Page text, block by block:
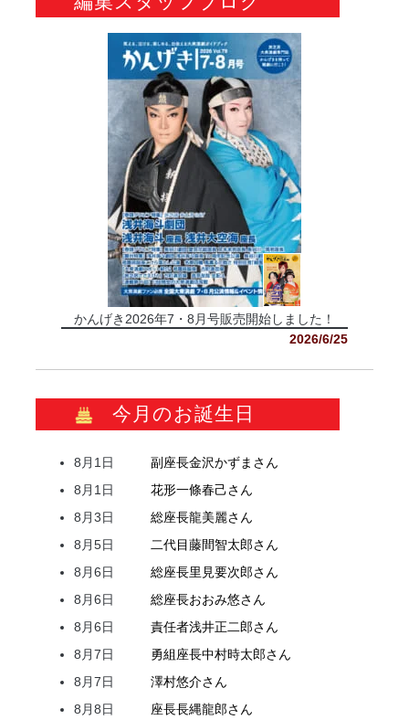
かんげき2026年7・8月号販売開始しました！
2026/6/25
今月のお誕生日
8月1日 副座長金沢かずま さん
8月1日
花形一條春己さん
8月3日
総座長龍美麗さん
8月5日
二代目藤間智太郎さん
8月6日
総座長里見要次郎さん
8月6日
総座長おおみ悠さん
8月6日
責任者浅井正二郎さん
8月7日
勇組座長中村時太郎さん
8月7日
澤村悠介さん
8月8日
座長長縄龍郎さん